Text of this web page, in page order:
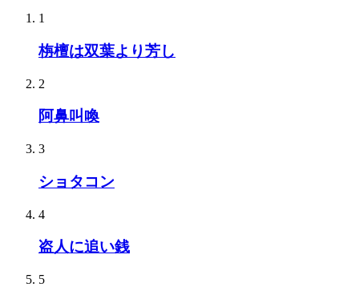
1
栴檀は双葉より芳し
2
阿鼻叫喚
3
ショタコン
4
盗人に追い銭
5